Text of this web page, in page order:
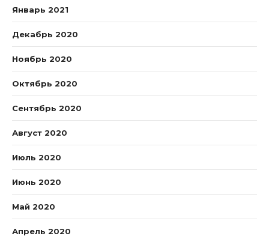
Январь 2021
Декабрь 2020
Ноябрь 2020
Октябрь 2020
Сентябрь 2020
Август 2020
Июль 2020
Июнь 2020
Май 2020
Апрель 2020